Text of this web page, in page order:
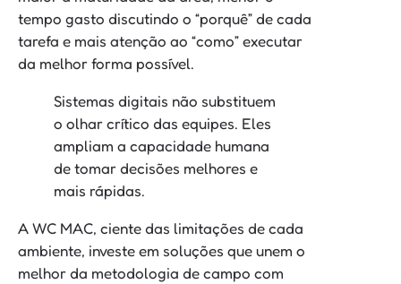
tempo gasto discutindo o “porquê” de cada
tarefa e mais atenção ao “como” executar
da melhor forma possível.
Sistemas digitais não substituem
o olhar crítico das equipes. Eles
ampliam a capacidade humana
de tomar decisões melhores e
mais rápidas.
A WC MAC, ciente das limitações de cada
ambiente, investe em soluções que unem o
melhor da metodologia de campo com